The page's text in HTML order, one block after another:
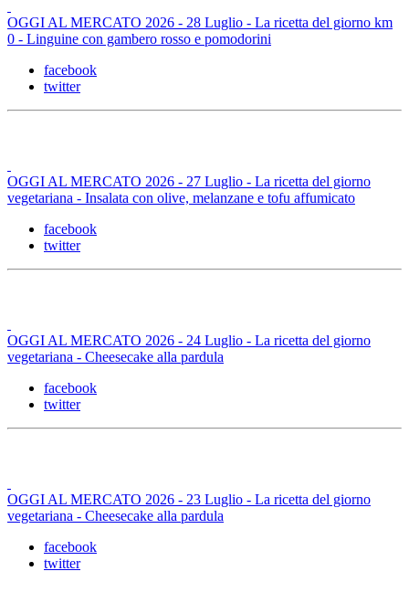
OGGI AL MERCATO 2026 - 28 Luglio - La ricetta del giorno km
0 - Linguine con gambero rosso e pomodorini
facebook
twitter
OGGI AL MERCATO 2026 - 27 Luglio - La ricetta del giorno
vegetariana - Insalata con olive, melanzane e tofu affumicato
facebook
twitter
OGGI AL MERCATO 2026 - 24 Luglio - La ricetta del giorno
vegetariana - Cheesecake alla pardula
facebook
twitter
OGGI AL MERCATO 2026 - 23 Luglio - La ricetta del giorno
vegetariana - Cheesecake alla pardula
facebook
twitter